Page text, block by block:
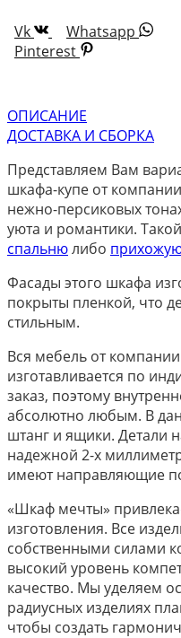
Vk
Whatsapp
Pinterest
ОПИСАНИЕ
ДОСТАВКА И СБОРКА
Представляем Вам
шкафа-купе от
нежно-персиковых
уюта и романтики.
спальнюлибо
Фасады этого шкафа
покрыты пленкой, что
стильным.
Вся мебель от
изготавливается по
заказ, поэтому
абсолютно любым. В
штанг и ящики. Детали
надежной 2-х
имеют направляющие
«Шкаф мечты»
изготовления. Все
собственными силами
высокий уровень
качество. Мы уделяем
радиусных изделиях
чтобы создать